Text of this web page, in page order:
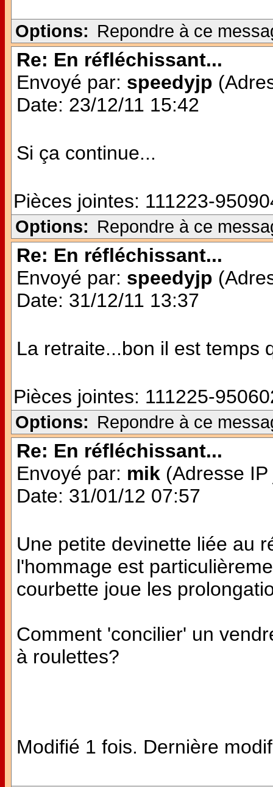
Options: Repondre à ce
Re: En réfléchissant...
Envoyé par: speedyjp
Date: 23/12/11 15:42
Si ça continue...
Pièces jointes: 111223-
Options: Repondre à ce
Re: En réfléchissant...
Envoyé par: speedyjp
Date: 31/12/11 13:37
La retraite...bon il est temps
Pièces jointes: 111225-
Options: Repondre à ce
Re: En réfléchissant...
Envoyé par: mik (Adresse
Date: 31/01/12 07:57
Une petite devinette liée au
l'hommage est
courbette joue les
Comment 'concilier' un
à roulettes?
Modifié 1 fois. Dernière